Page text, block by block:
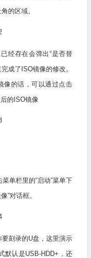
的区域。
经存在会弹出“是否替
成了ISO镜像的修改。
像的话，可以通过点击
后的ISO镜像
单栏里的“启动”菜单下
”对话框。
要刻录的U盘，这里演示
默认是USB-HDD+，还